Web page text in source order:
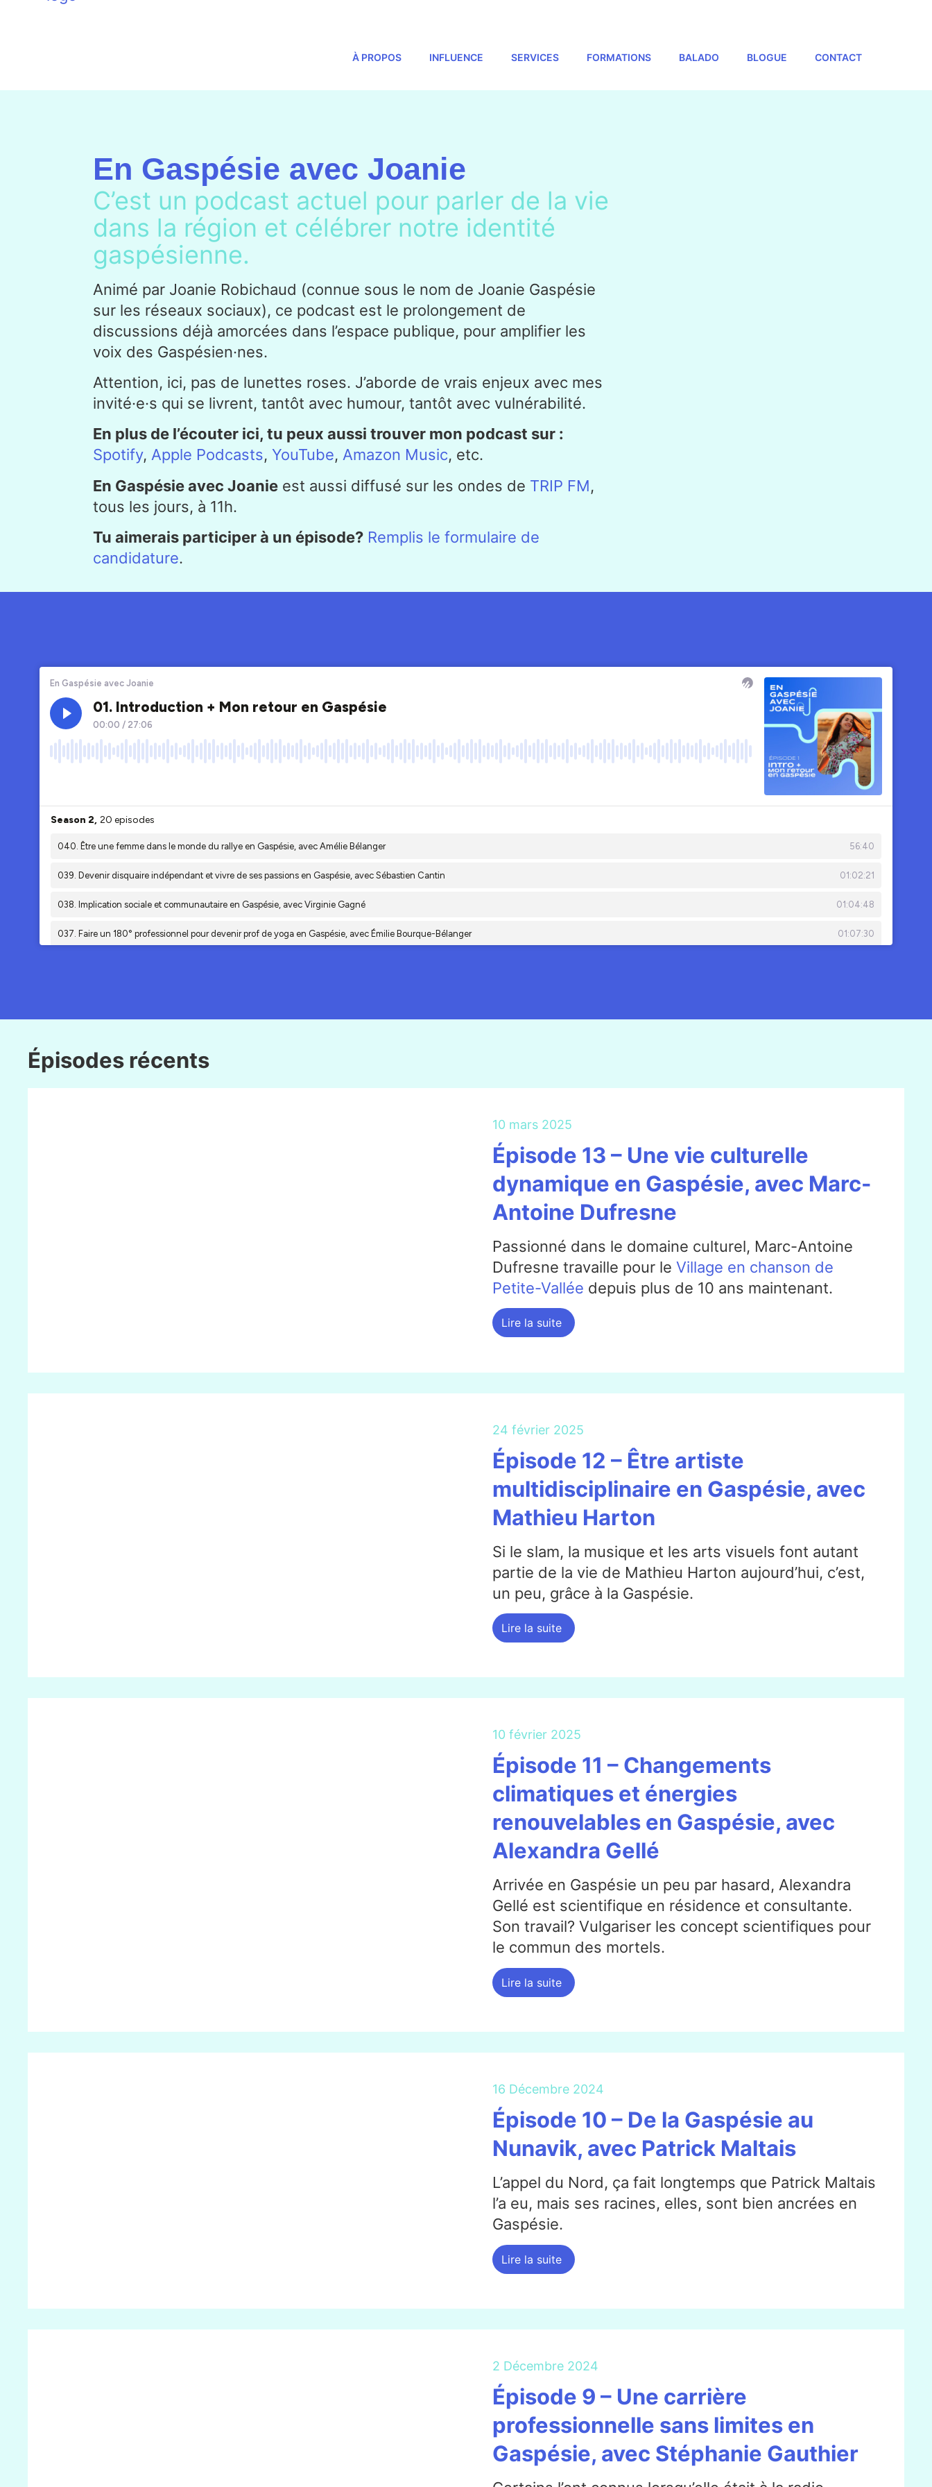
À PROPOS INFLUENCE SERVICES FORMATIONS BALADO BLOGUE CONTACT
En Gaspésie avec Joanie
C’est un podcast actuel pour parler de la vie
dans la région et célébrer notre identité
gaspésienne.
Animé par Joanie Robichaud (connue sous le nom de Joanie Gaspésie
sur les réseaux sociaux), ce podcast est le prolongement de
discussions déjà amorcées dans l’espace publique, pour amplifier les
voix des Gaspésien·nes.
Attention, ici, pas de lunettes roses. J’aborde de vrais enjeux avec mes
invité·e·s qui se livrent, tantôt avec humour, tantôt avec vulnérabilité.
En plus de l’écouter ici, tu peux aussi trouver mon podcast sur :
Spotify,Apple Podcasts,YouTube,Amazon Music, etc.
En Gaspésie avec Joanie est aussi diffusé sur les ondes de TRIP FM,
tous les jours, à 11h.
Tu aimerais participer à un épisode? Remplis le formulaire de
candidature.
Épisodes récents
10 mars 2025
Épisode 13 – Une vie culturelle
dynamique en Gaspésie, avec Marc-
Antoine Dufresne
Passionné dans le domaine culturel, Marc-Antoine
Dufresne travaille pour le Village en chanson de
Petite-Vallée depuis plus de 10 ans maintenant.
Lire la suite
24 février 2025
Épisode 12 – Être artiste
multidisciplinaire en Gaspésie, avec
Mathieu Harton
Si le slam, la musique et les arts visuels font autant
partie de la vie de Mathieu Harton aujourd’hui, c’est,
un peu, grâce à la Gaspésie.
Lire la suite
10 février 2025
Épisode 11 – Changements
climatiques et énergies
renouvelables en Gaspésie, avec
Alexandra Gellé
Arrivée en Gaspésie un peu par hasard, Alexandra
Gellé est scientifique en résidence et consultante.
Son travail? Vulgariser les concept scientifiques pour
le commun des mortels.
Lire la suite
16 Décembre 2024
Épisode 10 – De la Gaspésie au
Nunavik, avec Patrick Maltais
L’appel du Nord, ça fait longtemps que Patrick Maltais
l’a eu, mais ses racines, elles, sont bien ancrées en
Gaspésie.
Lire la suite
2 Décembre 2024
Épisode 9 – Une carrière
professionnelle sans limites en
Gaspésie, avec Stéphanie Gauthier